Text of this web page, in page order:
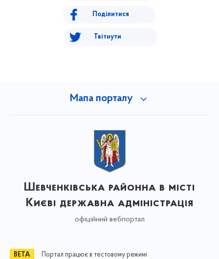
Поділитися
Твітнути
Мапа порталу
Шевченківська районна в місті
Києві державна адміністрація
офіційний вебпортал
Портал працює в тестовому режимі